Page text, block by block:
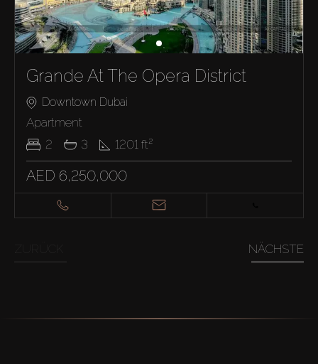
Grande At The Opera District
Downtown Dubai
Apartment
2
3 1201 ft²
AED 6,250,000
NÄCHSTE